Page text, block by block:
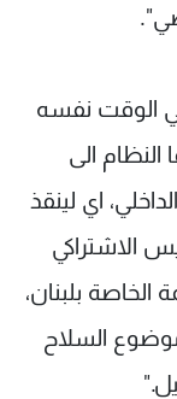
الوقت نفسه
الى
اي لينقذ
الاشتراكي
بلبنان،
موضوع السلاح